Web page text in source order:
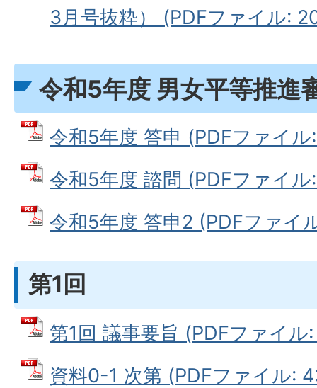
3月号抜粋） (PDFファイル:
令和5年度 男女平等推進
令和5年度 答申 (PDFファイ
令和5年度 諮問 (PDFファイ
令和5年度 答申2 (PDFファイ
第1回
第1回 議事要旨 (PDFファイ
資料0-1 次第 (PDFファイル: